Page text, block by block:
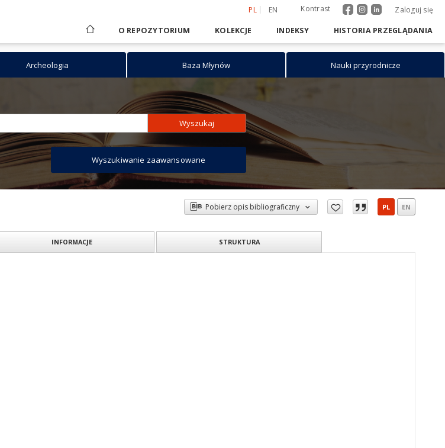
PL EN Kontrast Zaloguj się
O REPOZYTORIUM KOLEKCJE INDEKSY HISTORIA PRZEGLĄDANIA
Archeologia Baza Młynów Nauki przyrodnicze
Wyszukaj
Wyszukiwanie zaawansowane
Pobierz opis bibliograficzny PL EN
INFORMACJE STRUKTURA